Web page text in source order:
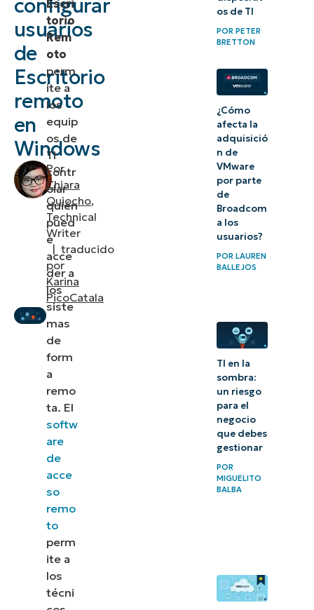
configurar
usuarios
de
Escritorio
remoto
en
Windows
Por
Chiara
Quiocho,
Technical
Writer
| traducido
por
Karina
PicoCatala
de
remoto
en
Windows
Cómo
añadir un
usuario al
Grupo de
Usuarios
de
Remoto
Grupo de
Escri
torio
Rem
oto
perm
ite a
los
equip
os de
TI
contr
olar
quién
pued
e
acce
der a
los
siste
mas
de
form
a
remo
ta. El
softw
are
de
acce
so
remo
to
perm
ite a
los
técni
os de TI
POR PETER
BRETTON
¿Cómo
afecta la
adquisició
n de
VMware
por parte
de
Broadcom
a los
usuarios?
POR LAUREN
BALLEJOS
TI en la
sombra:
un riesgo
para el
negocio
que debes
gestionar
POR
MIGUELITO
BALBA